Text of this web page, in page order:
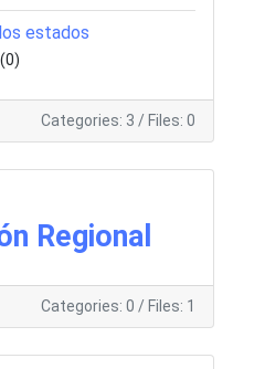
estados
(0)
Categories: 3 / Files: 0
Regional
Categories: 0 / Files: 1